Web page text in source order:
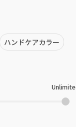
ハンドケアカラー